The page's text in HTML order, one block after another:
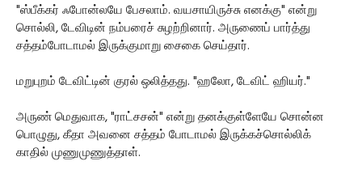
"ஸ்பீக்கர் ஃபோன்லயே பேசலாம். வயசாயிருச்சு எனக்கு" என்று
சொல்லி, டேவிடின் நம்பரைச் சுழற்றினார். அருணைப் பார்த்து
சத்தம்போடாமல் இருக்குமாறு சைகை செய்தார்.
மறுபுறம் டேவிட்டின் குரல் ஒலித்தது. "ஹலோ, டேவிட் ஹியர்."
அருண் மெதுவாக, "ராட்சசன்" என்று தனக்குள்ளேயே சொன்ன
பொழுது, கீதா அவனை சத்தம் போடாமல் இருக்கச்சொல்லிக்
காதில் முணுமுணுத்தாள்.